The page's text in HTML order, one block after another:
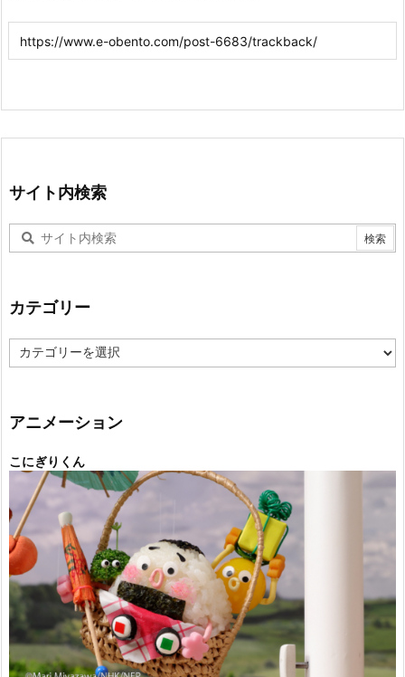
サイト内検索
カテゴリー
テ
ー
アニメーション
こにぎりくん